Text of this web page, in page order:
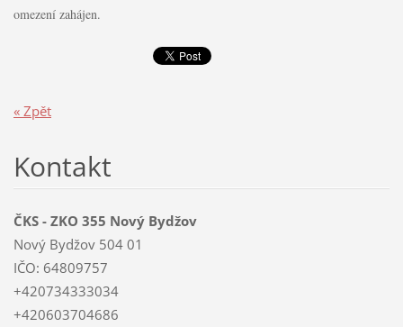
omezení zahájen.
« Zpět
Kontakt
ČKS - ZKO 355 Nový Bydžov
Nový Bydžov 504 01
IČO: 64809757
+420734333034
+420603704686